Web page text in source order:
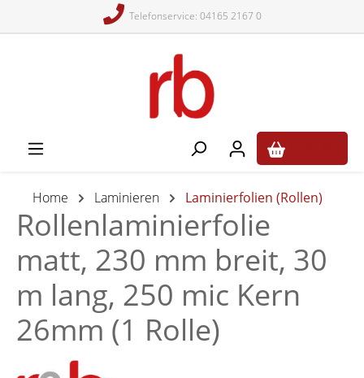
Telefonservice: 04165 2167 0
Home Laminieren Laminierfolien (Rollen)
Rollenlaminierfolie
matt, 230 mm breit, 30
m lang, 250 mic Kern
26mm (1 Rolle)